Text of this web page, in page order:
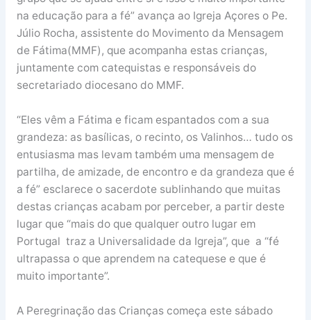
na educação para a fé” avança ao Igreja Açores o Pe.
Júlio Rocha, assistente do Movimento da Mensagem
de Fátima(MMF), que acompanha estas crianças,
juntamente com catequistas e responsáveis do
secretariado diocesano do MMF.
“Eles vêm a Fátima e ficam espantados com a sua
grandeza: as basílicas, o recinto, os Valinhos… tudo os
entusiasma mas levam também uma mensagem de
partilha, de amizade, de encontro e da grandeza que é
a fé” esclarece o sacerdote sublinhando que muitas
destas crianças acabam por perceber, a partir deste
lugar que “mais do que qualquer outro lugar em
Portugal traz a Universalidade da Igreja”, que a “fé
ultrapassa o que aprendem na catequese e que é
muito importante”.
A Peregrinação das Crianças começa este sábado